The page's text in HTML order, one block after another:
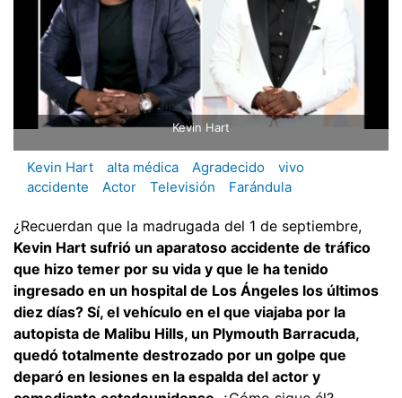
Kevin Hart
Kevin Hart alta médica Agradecido
vivo
accidente
Actor Televisión Farándula
¿Recuerdan que la madrugada del 1 de septiembre,
Kevin Hart sufrió un aparatoso accidente de tráfico
que hizo temer por su vida y que le ha tenido
ingresado en un hospital de Los Ángeles los últimos
diez días? Sí, el vehículo en el que viajaba por la
autopista de Malibu Hills, un Plymouth Barracuda,
quedó totalmente destrozado por un golpe que
deparó en lesiones en la espalda del actor y